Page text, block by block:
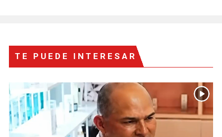
TE PUEDE INTERESAR